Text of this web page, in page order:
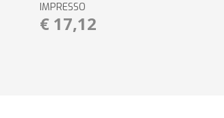
IMPRESSO
€ 17,12